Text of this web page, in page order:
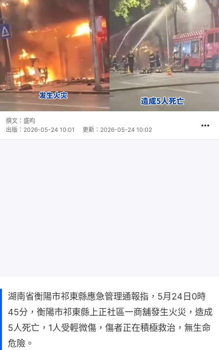
撰文： 盛昀
出版： 2026-05-24 10:01 更新： 2026-05-24 10:02
湖南省衡陽市祁東縣應急管理通報指，5月24日0時
45分，衡陽市祁東縣上正社區一商舖發生火災，造成
5人死亡，1人受輕微傷，傷者正在積極救治，無生命
危險。